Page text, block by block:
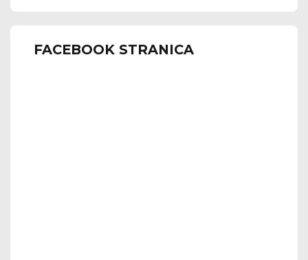
FACEBOOK STRANICA